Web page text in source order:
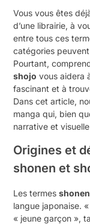
Vous vous êtes
d’une librairie, à
entre tous ces
catégories
Pourtant,
shojo vous aidera
fascinant et à
Dans cet article,
manga qui, bien
narrative et
Origines et
shonen et
Les termesshonen
langue japonaise.
« jeune garçon »,